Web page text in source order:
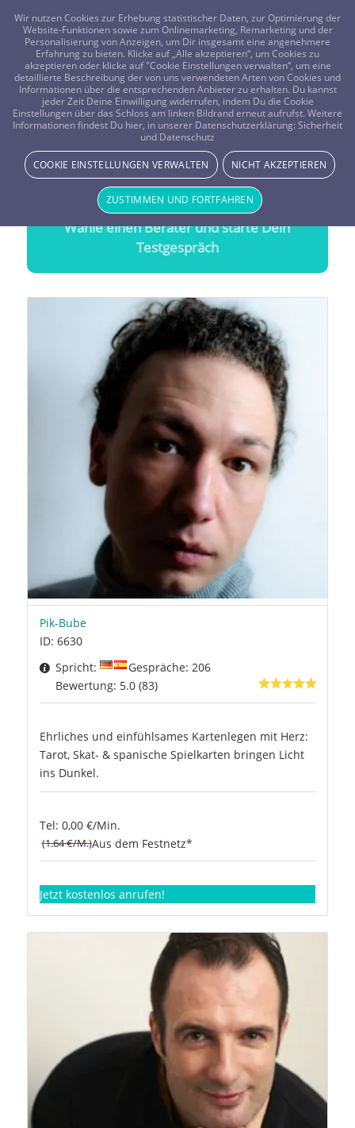
FRAGEN? KOSTENLOS ANRUFEN: 0800-8478266
Marseille Tarot Kartenleger
Treffsichere Beratung durchMarseille Tarot
20 Minuten gratis Testen
Wähle einen Berater und starte Dein
Testgespräch
Pik-Bube
ID: 6630
Spricht:
Gespräche: 206
Bewertung: 5.0 (83)
Ehrliches und einfühlsames Kartenlegen mit Herz:
Tarot, Skat- & spanische Spielkarten bringen Licht
ins Dunkel.
Tel: 0,00 €/Min.
(1.64 €/M.)Aus dem Festnetz*
Jetzt kostenlos anrufen!
Wir nutzen Cookies zur Erhebung statistischer Daten, zur Optimierung der
Website-Funktionen sowie zum Onlinemarketing, Remarketing und der
Personalisierung von Anzeigen, um Dir insgesamt eine angenehmere
Erfahrung zu bieten. Klicke auf „Alle akzeptieren“, um Cookies zu
akzeptieren oder klicke auf "Cookie Einstellungen verwalten“, um eine
detaillierte Beschreibung der von uns verwendeten Arten von Cookies und
Informationen über die entsprechenden Anbieter zu erhalten. Du kannst
jeder Zeit Deine Einwilligung widerrufen, indem Du die Cookie
Einstellungen über das Schloss am linken Bildrand erneut aufrufst. Weitere
Informationen findest Du hier, in unserer Datenschutzerklärung: Sicherheit
und Datenschutz
COOKIE EINSTELLUNGEN VERWALTEN NICHT AKZEPTIEREN
ZUSTIMMEN UND FORTFAHREN